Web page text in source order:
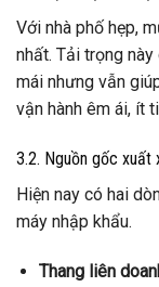
Với nhà phố hẹp,
nhất. Tải trọng
mái nhưng vẫn
vận hành êm ái, ít
3.2. Nguồn gốc xuất
Hiện nay có hai
máy nhập khẩu.
Thang liên